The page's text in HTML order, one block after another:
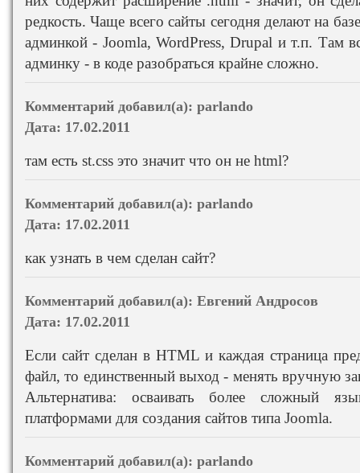
редкость. Чаще всего сайты сегодня делают на
админкой - Joomla, WordPress, Drupal и т.п. Там
админку - в коде разобраться крайне сложно.
Комментарий добавил(а): parlando
Дата: 17.02.2011
там есть st.css это значит что он не html?
Комментарий добавил(а): parlando
Дата: 17.02.2011
как узнать в чем сделан сайт?
Комментарий добавил(а): Евгений Андросов
Дата: 17.02.2011
Если сайт сделан в HTML и каждая страница
файл, то единственный выход - менять вручную
Альтернатива: осваивать более сложный
платформами для создания сайтов типа Joomla.
Комментарий добавил(а): parlando